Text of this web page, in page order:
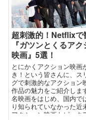
超刺激的！Netflixで
『ガツンとくるア
映画』5選！
とにかくアクション映画
き！という皆さんに、ス
グで刺激的なアクション
作品の魅力をご紹介しま
名映画をはじめ、国内で
り知られていなかった近
アクション映画もピック